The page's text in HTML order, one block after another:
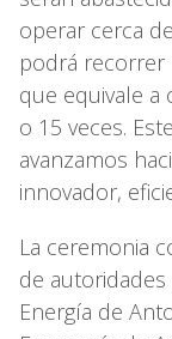
operar cerca
podrá recorrer
que equivale a
o 15 veces.
avanzamos
innovador,
La ceremonia
de
Energía de